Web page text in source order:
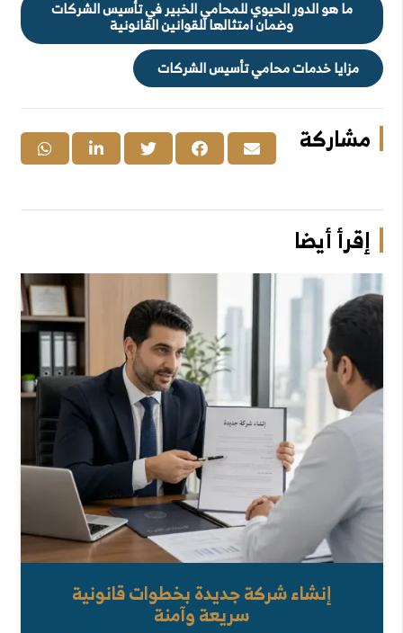
ما هو الدور الحيوي للمحامي الخبير في تأسيس الشركات
وضمان امتثالها للقوانين القانونية
مزايا خدمات محامي تأسيس الشركات
مشاركة
إقرأ أيضا
تأسيس شركة استثمار بأسرع الإجراءات
وأعلى معايير الجودة